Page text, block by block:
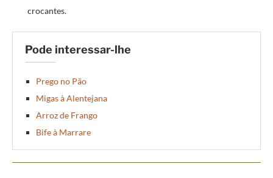
crocantes.
Pode interessar-lhe
Prego no Pão
Migas à Alentejana
Arroz de Frango
Bife à Marrare